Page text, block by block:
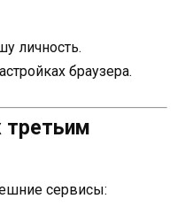
личность.
браузера.
третьим
сервисы: